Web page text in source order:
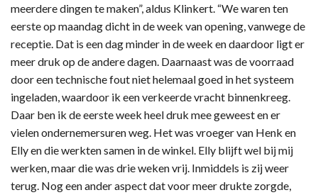
meerdere dingen te maken”, aldus Klinkert. “We waren ten
eerste op maandag dicht in de week van opening, vanwege de
receptie. Dat is een dag minder in de week en daardoor ligt er
meer druk op de andere dagen. Daarnaast was de voorraad
door een technische fout niet helemaal goed in het systeem
ingeladen, waardoor ik een verkeerde vracht binnenkreeg.
Daar ben ik de eerste week heel druk mee geweest en er
vielen ondernemersuren weg. Het was vroeger van Henk en
Elly en die werkten samen in de winkel. Elly blijft wel bij mij
werken, maar die was drie weken vrij. Inmiddels is zij weer
terug. Nog een ander aspect dat voor meer drukte zorgde,